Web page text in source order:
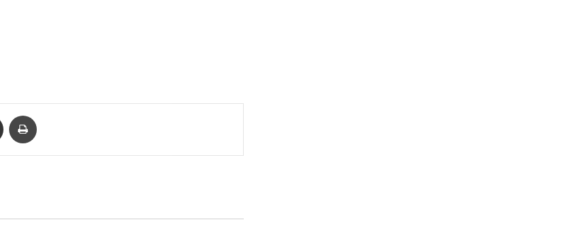
Compartilhar via e-mail